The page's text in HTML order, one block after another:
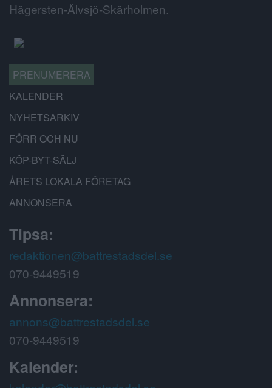
Hägersten-Älvsjö-Skärholmen.
PRENUMERERA
KALENDER
NYHETSARKIV
FÖRR OCH NU
KÖP-BYT-SÄLJ
ÅRETS LOKALA FÖRETAG
ANNONSERA
Tipsa:
redaktionen@battrestadsdel.se
070-9449519
Annonsera:
annons@battrestadsdel.se
070-9449519
Kalender: